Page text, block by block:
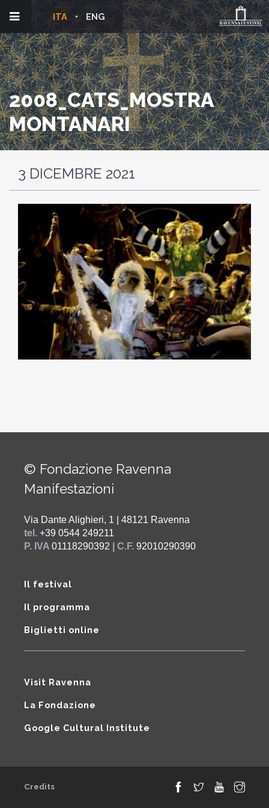
ENG
ITA
2008_CATS_MOSTRA
MONTANARI
3 DICEMBRE 2021
© Fondazione Ravenna
Manifestazioni
Via Dante Alighieri, 1 | 48121 Ravenna
tel. +39 0544 249211
P. IVA 01118290392 | C.F. 92010290390
Il festival
Il programma
Biglietti online
Visit Ravenna
La Fondazione
Google Cultural Institute
Credits